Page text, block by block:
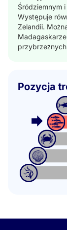
Śródziemnym
Występuje
Zelandii.
Pozycja